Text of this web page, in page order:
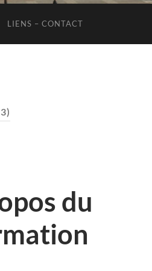
Paris
LIENS – CONTACT
du